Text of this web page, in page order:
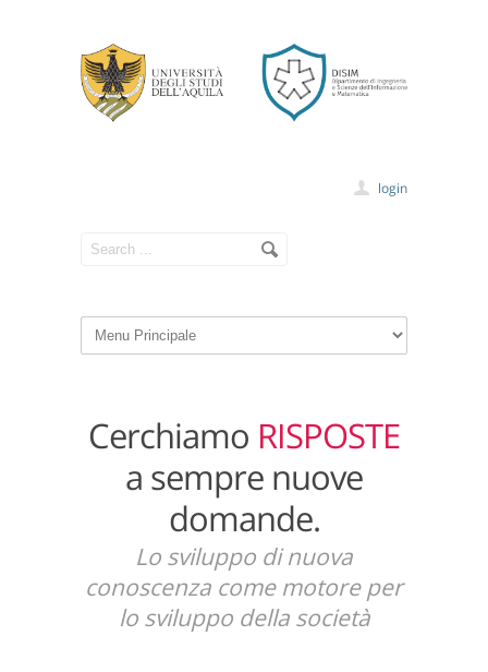
login
Cerchiamo RISPOSTE
a sempre nuove
domande.
Lo sviluppo di nuova
conoscenza come motore per
lo sviluppo della società